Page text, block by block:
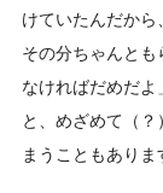
けていたんだから
その分ちゃんとも
なければだめだよ
と、めざめて（？
まうこともありま